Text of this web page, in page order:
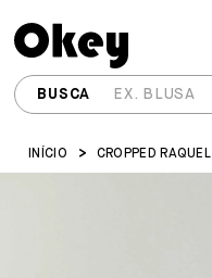
INÍCIO CROPPED RAQUEL